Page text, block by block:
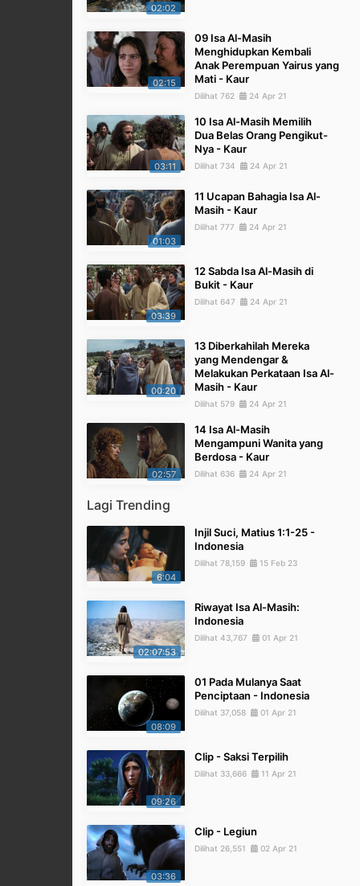
02:02
02:15
09 Isa Al-Masih
Menghidupkan Kembali
Anak Perempuan Yairus yang
Mati - Kaur
Dilihat 762 24 Apr 21
03:11
10 Isa Al-Masih Memilih
Dua Belas Orang Pengikut-
Nya - Kaur
Dilihat 734 24 Apr 21
01:03
11 Ucapan Bahagia Isa Al-
Masih - Kaur
Dilihat 777 24 Apr 21
03:39
12 Sabda Isa Al-Masih di
Bukit - Kaur
Dilihat 647 24 Apr 21
00:20
13 Diberkahilah Mereka
yang Mendengar &
Melakukan Perkataan Isa Al-
Masih - Kaur
Dilihat 579 24 Apr 21
02:57
14 Isa Al-Masih
Mengampuni Wanita yang
Berdosa - Kaur
Dilihat 636 24 Apr 21
Lagi Trending
6:04
Injil Suci, Matius 1:1-25 -
Indonesia
Dilihat 78,159 15 Feb 23
02:07:53
Riwayat Isa Al-Masih:
Indonesia
Dilihat 43,767 01 Apr 21
08:09
01 Pada Mulanya Saat
Penciptaan - Indonesia
Dilihat 37,058 01 Apr 21
09:26
Clip - Saksi Terpilih
Dilihat 33,666 11 Apr 21
03:36
Clip - Legiun
Dilihat 26,551 02 Apr 21